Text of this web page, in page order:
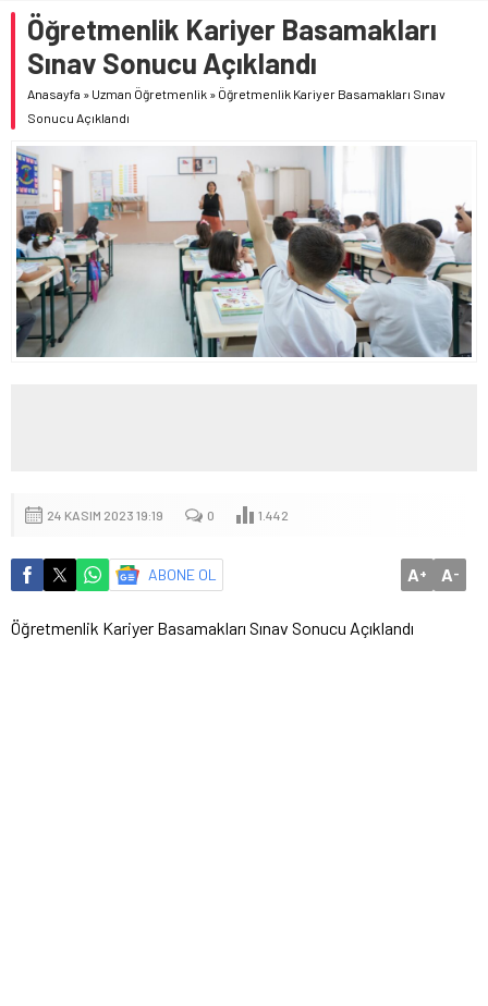
BAKANI MİKANADZE İLE BİR ARAYA GELDİ
MEB OKUL ÖNCESİ EĞİTİM VE İLKÖĞRETİM KURUMLARI
YÖNETMELİĞİ’NDE YAPILAN DEĞİŞİKLİK, RESMÎ GAZETE’DE
YAYIMLANDI
Öğretmenlik Kariyer Basamakları
Sınav Sonucu Açıklandı
Anasayfa » Uzman Öğretmenlik » Öğretmenlik Kariyer Basamakları Sınav
Sonucu Açıklandı
24 KASIM 2023 19:19 0 1.442
ABONE OL A+ A-
Öğretmenlik Kariyer Basamakları Sınav Sonucu Açıklandı